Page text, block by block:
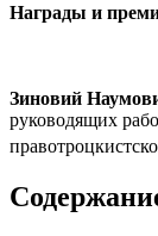
Награды и
Зиновий
руководящих